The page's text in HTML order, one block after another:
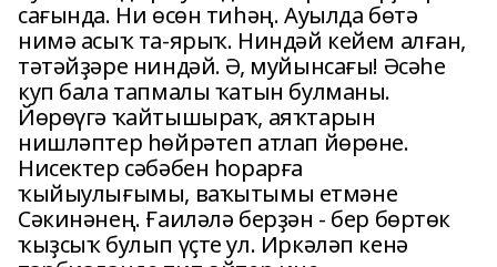
сағында. Ни өсөн тиһәң. Ауылда бөтә
нимә асыҡ та-ярыҡ. Ниндәй кейем алған,
тәтәйҙәре ниндәй. Ә, муйынсағы! Әсәһе
куп бала тапмалы ҡатын булманы.
Йөрөүгә ҡайтышыраҡ, аяҡтарын
нишләптер һөйрәтеп атлап йөрөне.
Нисектер сәбәбен һорарға
ҡыйыулығымы, ваҡытымы етмәне
Сәкинәнең. Ғаиләлә берҙән - бер бөртөк
ҡыҙсыҡ булып үҫте ул. Иркәләп кенә